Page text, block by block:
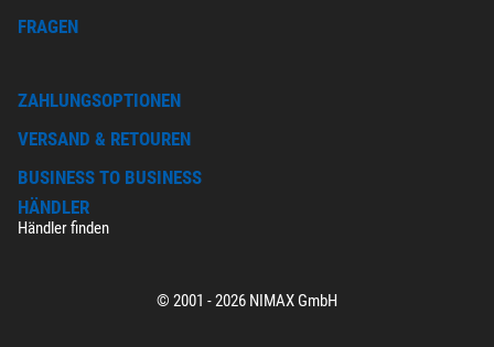
FRAGEN
ZAHLUNGSOPTIONEN
VERSAND & RETOUREN
BUSINESS TO BUSINESS
HÄNDLER
Händler finden
© 2001 - 2026 NIMAX GmbH